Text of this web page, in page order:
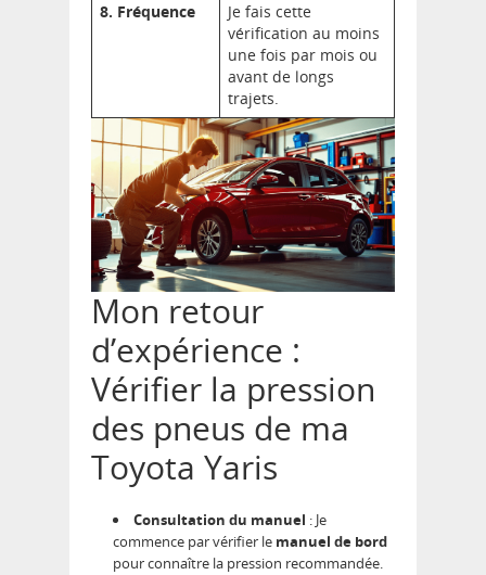
8. Fréquence
Je fais cette
vérification au moins
une fois par mois ou
avant de longs
trajets.
Mon retour
d’expérience :
Vérifier la pression
des pneus de ma
Toyota Yaris
Consultation du manuel : Je
commence par vérifier le manuel de bord
pour connaître la pression recommandée.